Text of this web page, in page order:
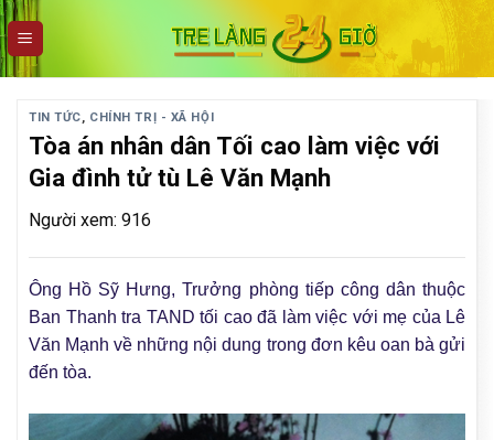
Skip
to
content
TIN TỨC, CHÍNH TRỊ - XÃ HỘI
Tòa án nhân dân Tối cao làm việc với
Gia đình tử tù Lê Văn Mạnh
Người xem: 916
Ông Hồ Sỹ Hưng, Trưởng phòng tiếp công dân thuộc
Ban Thanh tra TAND tối cao đã làm việc với mẹ của Lê
Văn Mạnh về những nội dung trong đơn kêu oan bà gửi
đến tòa.